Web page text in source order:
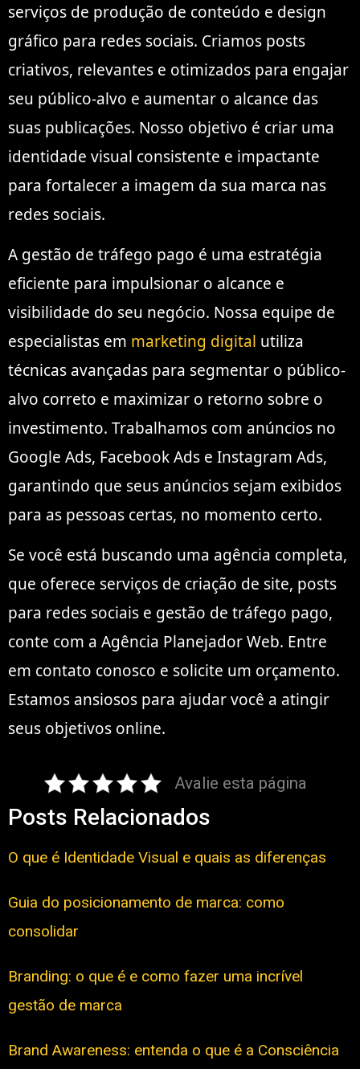
serviços de produção de conteúdo e design
gráfico para redes sociais. Criamos posts
criativos, relevantes e otimizados para engajar
seu público-alvo e aumentar o alcance das
suas publicações. Nosso objetivo é criar uma
identidade visual consistente e impactante
para fortalecer a imagem da sua marca nas
redes sociais.
A gestão de tráfego pago é uma estratégia
eficiente para impulsionar o alcance e
visibilidade do seu negócio. Nossa equipe de
especialistas em marketing digital utiliza
técnicas avançadas para segmentar o público-
alvo correto e maximizar o retorno sobre o
investimento. Trabalhamos com anúncios no
Google Ads, Facebook Ads e Instagram Ads,
garantindo que seus anúncios sejam exibidos
para as pessoas certas, no momento certo.
Se você está buscando uma agência completa,
que oferece serviços de criação de site, posts
para redes sociais e gestão de tráfego pago,
conte com a Agência Planejador Web. Entre
em contato conosco e solicite um orçamento.
Estamos ansiosos para ajudar você a atingir
seus objetivos online.
Avalie esta página
Posts Relacionados
O que é Identidade Visual e quais as diferenças
Guia do posicionamento de marca: como
consolidar
Branding: o que é e como fazer uma incrível
gestão de marca
Brand Awareness: entenda o que é a Consciência